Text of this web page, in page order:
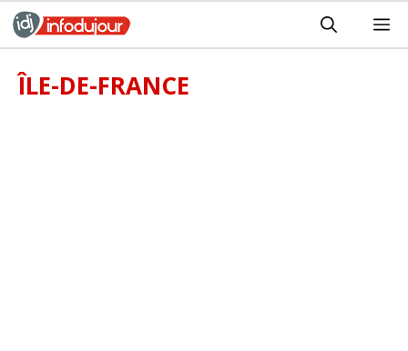
Aller
au
ÎLE-DE-FRANCE